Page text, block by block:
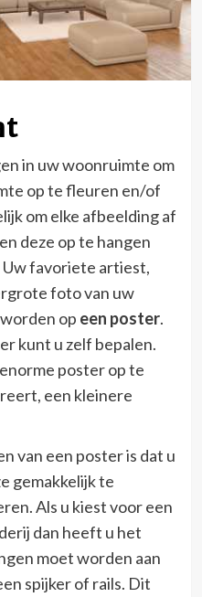
in uw woonruimte om
op te fleuren en/of
om elke afbeelding af
deze op te hangen
Uw favoriete artiest,
foto van uw
op een poster.
kunt u zelf bepalen.
poster op te
een kleinere
van een poster is dat u
gemakkelijk te
Als u kiest voor een
dan heeft u het
moet worden aan
spijker of rails. Dit